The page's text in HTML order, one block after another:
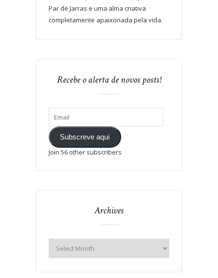
Par de Jarras e uma alma criativa
completamente apaixonada pela vida.
Recebe o alerta de novos posts!
Subscreve aqui
Join 56 other subscribers
Archives